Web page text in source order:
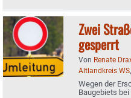
Zwei
gesperrt
Von Renate
Altlandkreis WS,
Wegen der
Baugebiets